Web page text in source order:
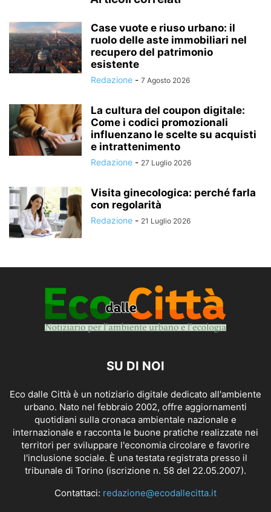
Case vuote e riuso urbano: il
ruolo delle aste immobiliari nel
recupero del patrimonio
esistente
Redazione - 7 Agosto 2026
La cultura del coupon digitale:
Come i codici promozionali
influenzano le scelte su acquisti
e intrattenimento
Redazione - 27 Luglio 2026
Visita ginecologica: perché farla
con regolarità
Redazione - 21 Luglio 2026
SU DI NOI
Eco dalle Città è un notiziario digitale dedicato all'ambiente
urbano. Nato nel febbraio 2002, offre aggiornamenti
quotidiani sulla cronaca ambientale nazionale e
internazionale e racconta le buone pratiche realizzate nei
territori per sviluppare l'economia circolare e favorire
l'inclusione sociale. È una testata registrata presso il
tribunale di Torino (iscrizione n. 58 del 22.05.2007).
Contattaci: redazione@ecodallecitta.it